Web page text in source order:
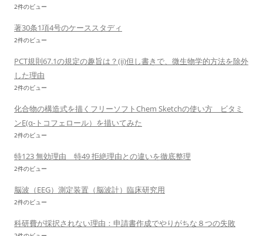
2件のビュー
著30条1項4号のケーススタディ
2件のビュー
PCT規則67.1の規定の趣旨は？(ii)但し書きで、微生物学的方法を除外
した理由
2件のビュー
化合物の構造式を描くフリーソフトChem Sketchの使い方 ビタミ
ンE(α-トコフェロール）を描いてみた
2件のビュー
特123 無効理由 特49 拒絶理由との違いを徹底整理
2件のビュー
脳波（EEG）測定装置（脳波計）臨床研究用
2件のビュー
科研費が採択されない理由：申請書作成でやりがちな８つの失敗